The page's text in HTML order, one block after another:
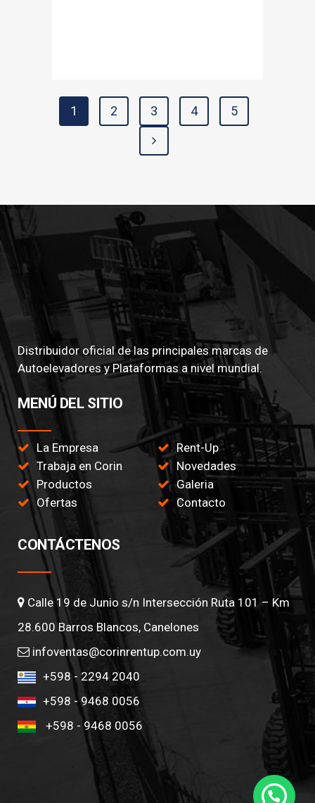
1 2 3 4 5
Distribuidor oficial de las principales marcas de
Autoelevadores y Plataformas a nivel mundial.
MENÚ DEL SITIO
La Empresa
Trabaja en Corin
Productos
Ofertas
Rent-Up
Novedades
Galeria
Contacto
CONTÁCTENOS
Calle 19 de Junio s/n Intersección Ruta 101 – Km
28.600 Barros Blancos, Canelones
infoventas@corinrentup.com.uy
+598 - 2294 2040
+598 - 9468 0056
+598 - 9468 0056